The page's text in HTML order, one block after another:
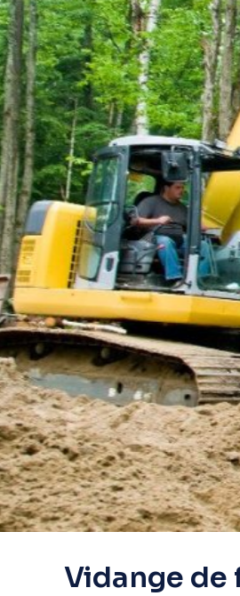
Vidange de